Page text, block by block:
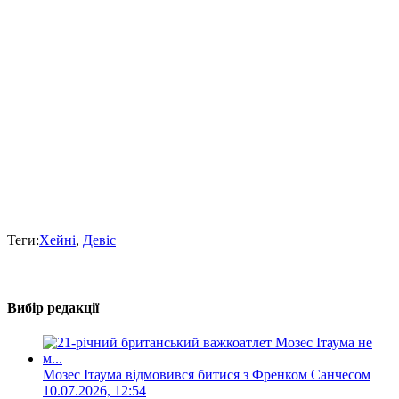
Теги:Хейні, Девіс
Вибір редакції
Мозес Ітаума відмовився битися з Френком Санчесом
10.07.2026, 12:54